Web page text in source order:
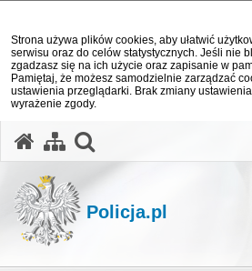
Strona używa plików cookies, aby ułatwić
serwisu oraz do celów statystycznych. Jeśli nie
zgadzasz się na ich użycie oraz zapisanie w
Pamiętaj, że możesz samodzielnie zarządzać
ustawienia przeglądarki. Brak zmiany
wyrażenie zgody.
Policja.pl